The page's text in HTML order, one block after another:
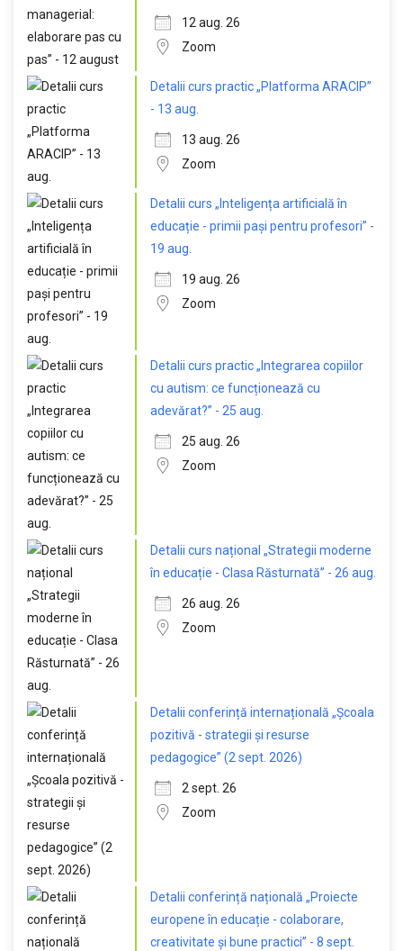
12 aug. 26
Zoom
Detalii curs practic „Platforma ARACIP”
- 13 aug.
13 aug. 26
Zoom
Detalii curs „Inteligența artificială în
educație - primii pași pentru profesori” -
19 aug.
19 aug. 26
Zoom
Detalii curs practic „Integrarea copiilor
cu autism: ce funcționează cu
adevărat?” - 25 aug.
25 aug. 26
Zoom
Detalii curs național „Strategii moderne
în educație - Clasa Răsturnată” - 26 aug.
26 aug. 26
Zoom
Detalii conferință internațională „Școala
pozitivă - strategii și resurse
pedagogice” (2 sept. 2026)
2 sept. 26
Zoom
Detalii conferință națională „Proiecte
europene în educație - colaborare,
creativitate și bune practici” - 8 sept.